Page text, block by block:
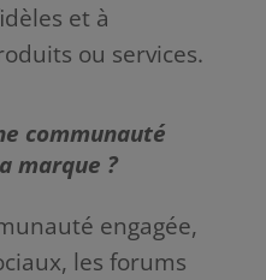
et à
ou services.
communauté
marque ?
engagée,
les forums